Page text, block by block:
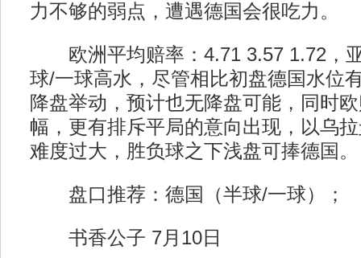
力不够的弱点，遭遇德国会很吃力。
欧洲平均赔率：4.71 3.57 1.72，
球/一球高水，尽管相比初盘德国水位
降盘举动，预计也无降盘可能，同时
幅，更有排斥平局的意向出现，以乌
难度过大，胜负球之下浅盘可捧德国。
盘口推荐：德国（半球/一球）；
书香公子 7月10日